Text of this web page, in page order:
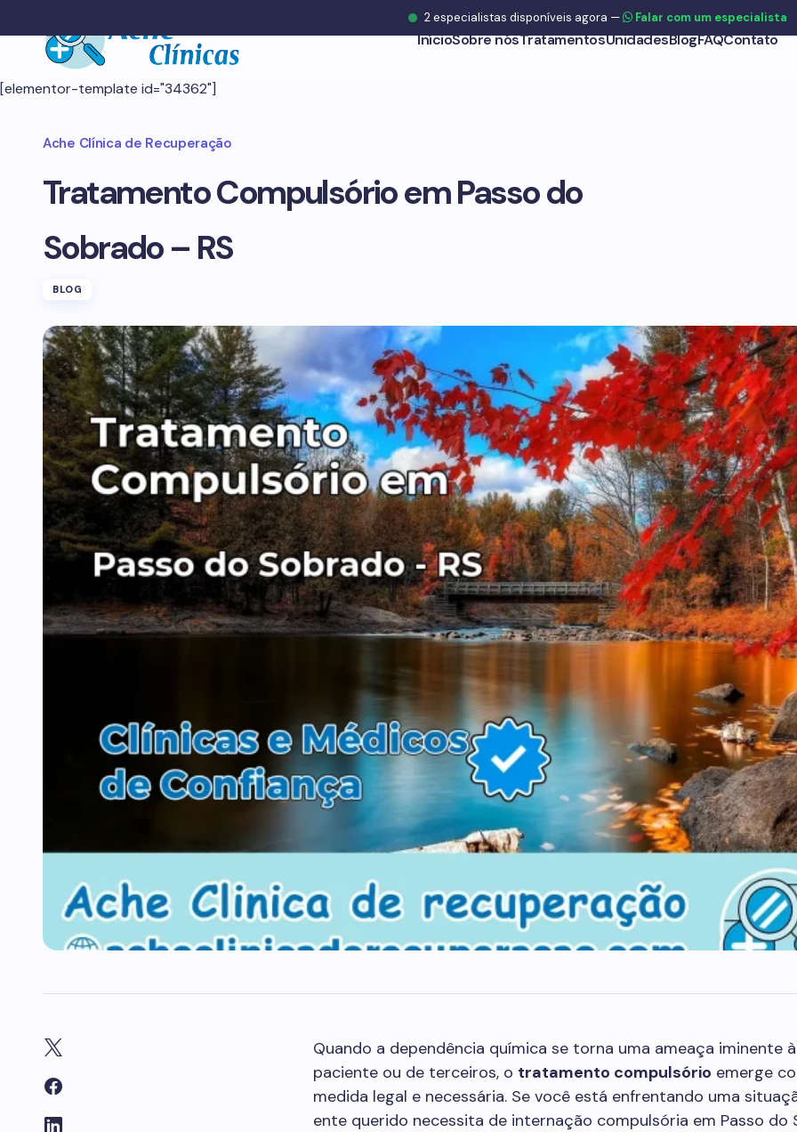
InícioSobre nósTratamentosUnidadesBlogFAQContato
[elementor-template id="34362"]
Ache Clínica de Recuperação
Tratamento Compulsório em Passo do
Sobrado – RS
BLOG
Quando a dependência química se torna uma ameaça iminente
paciente ou de terceiros, o tratamento compulsório emerge
medida legal e necessária. Se você está enfrentando uma
ente querido necessita de internação compulsória em Passo do
2especialistas disponíveis agora — Falar com um especialista